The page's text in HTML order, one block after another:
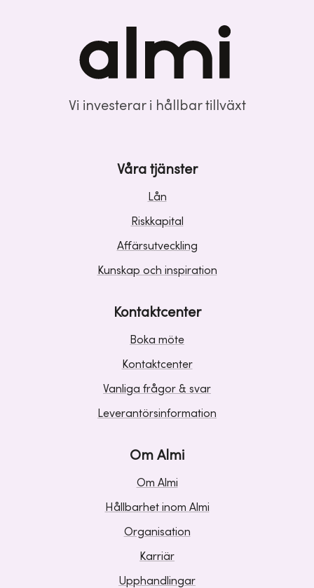
Vi investerar i hållbar tillväxt
Våra tjänster
Lån
Riskkapital
Affärsutveckling
Kunskap och inspiration
Kontaktcenter
Boka möte
Kontaktcenter
Vanliga frågor & svar
Leverantörsinformation
Om Almi
Om Almi
Hållbarhet inom Almi
Organisation
Karriär
Upphandlingar